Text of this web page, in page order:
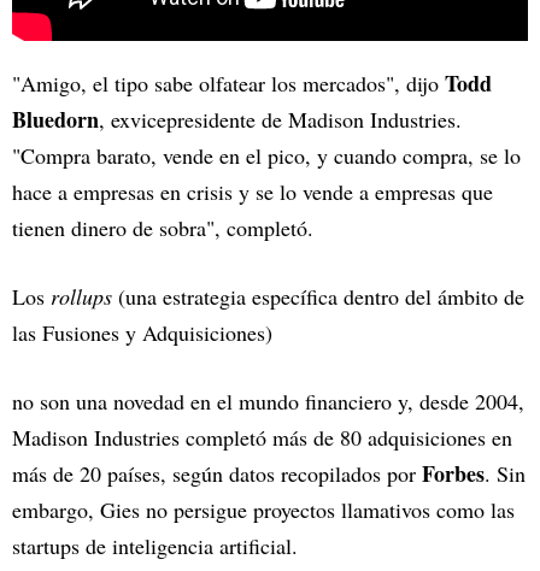
"Amigo, el tipo sabe olfatear los mercados", dijo Todd
Bluedorn, exvicepresidente de Madison Industries.
"Compra barato, vende en el pico, y cuando compra, se lo
hace a empresas en crisis y se lo vende a empresas que
tienen dinero de sobra", completó.
Los rollups (una estrategia específica dentro del ámbito de
las Fusiones y Adquisiciones)
no son una novedad en el mundo financiero y, desde 2004,
Madison Industries completó más de 80 adquisiciones en
más de 20 países, según datos recopilados por Forbes. Sin
embargo, Gies no persigue proyectos llamativos como las
startups de inteligencia artificial.